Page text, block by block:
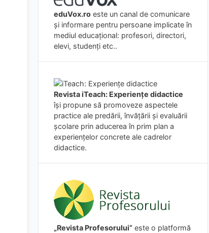
eduVox.ro este un canal de comunicare
și informare pentru persoane implicate în
mediul educațional: profesori, directori,
elevi, studenți etc..
Revista iTeach: Experienţe didactice
îşi propune să promoveze aspectele
practice ale predării, învăţării şi evaluării
şcolare prin aducerea în prim plan a
experienţelor concrete ale cadrelor
didactice.
„Revista Profesorului” este o platformă